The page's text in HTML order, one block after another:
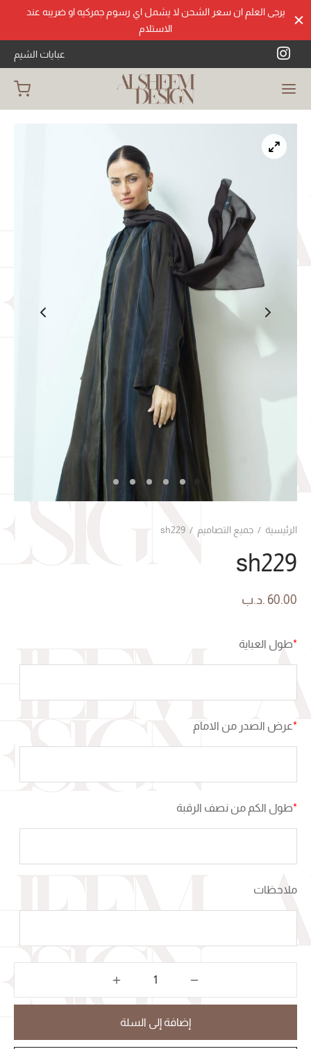
يرجى العلم ان سعر الشحن لا يشمل اي رسوم جمركيه او ضريبه عند
الاستلام
عبايات الشيم
الرئيسية / جميع التصاميم /
sh229
60.00 .د.ب
*طول العباية
*عرض الصدر من الامام
*طول الكم من نصف الرقبة
ملاحظات
إضافة إلى السلة